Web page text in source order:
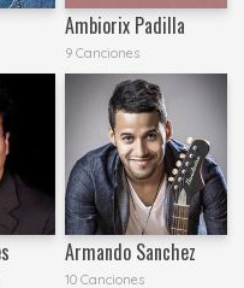
Ambiorix Padilla
9 Canciones
Armando Sanchez
10 Canciones